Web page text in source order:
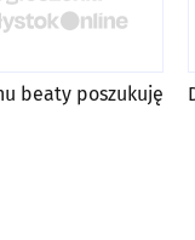
beaty poszukuję